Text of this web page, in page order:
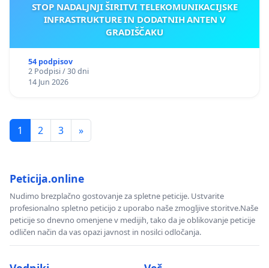
STOP NADALJNJI ŠIRITVI TELEKOMUNIKACIJSKE
INFRASTRUKTURE IN DODATNIH ANTEN V
GRADIŠČAKU
54 podpisov
2 Podpisi / 30 dni
14 Jun 2026
1 2 3 »
Peticija.online
Nudimo brezplačno gostovanje za spletne peticije. Ustvarite
profesionalno spletno peticijo z uporabo naše zmogljive storitve.Naše
peticije so dnevno omenjene v medijih, tako da je oblikovanje peticije
odličen način da vas opazi javnost in nosilci odločanja.